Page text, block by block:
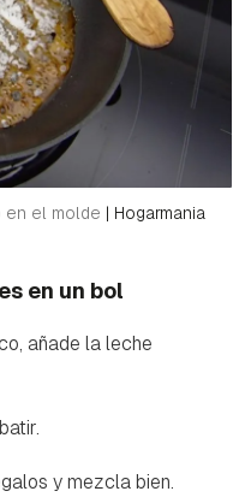
en el molde | Hogarmania
en un bol
añade la leche
y mezcla bien.